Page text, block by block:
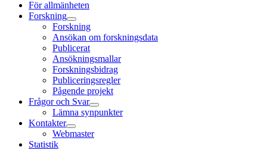
För allmänheten
Forskning
Forskning
Ansökan om forskningsdata
Publicerat
Ansökningsmallar
Forskningsbidrag
Publiceringsregler
Pågende projekt
Frågor och Svar
Lämna synpunkter
Kontakter
Webmaster
Statistik